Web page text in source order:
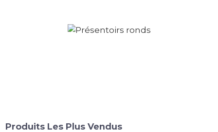
Produits Les Plus Vendus